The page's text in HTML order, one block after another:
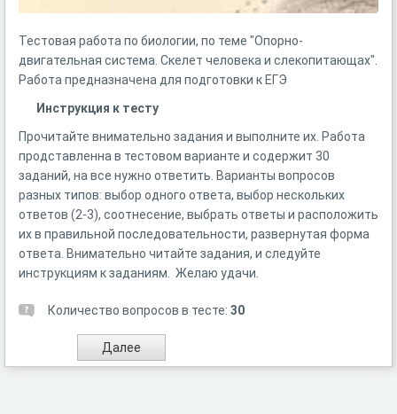
Тестовая работа по биологии, по теме "Опорно-
двигательная система. Скелет человека и слекопитающах".
Работа предназначена для подготовки к ЕГЭ
Инструкция к тесту
Прочитайте внимательно задания и выполните их. Работа
продставленна в тестовом варианте и содержит 30
заданий, на все нужно ответить. Варианты вопросов
разных типов: выбор одного ответа, выбор нескольких
ответов (2-3), соотнесение, выбрать ответы и расположить
их в правильной последовательности, развернутая форма
ответа. Внимательно читайте задания, и следуйте
инструкциям к заданиям. Желаю удачи.
Количество вопросов в тесте: 30